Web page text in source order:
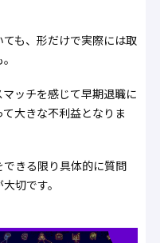
も、形だけで実際には取
ッチを感じて早期退職に
大きな不利益となりま
きる限り具体的に質問
切です。